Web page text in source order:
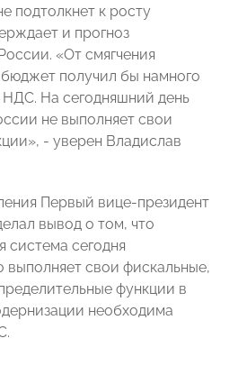
подтолкнет к росту
и прогноз
«От смягчения
получил бы намного
На сегодняшний день
не выполняет свои
- уверен Владислав
Первый вице-президент
вывод о том, что
система сегодня
выполняет свои фискальные,
функции в
необходима